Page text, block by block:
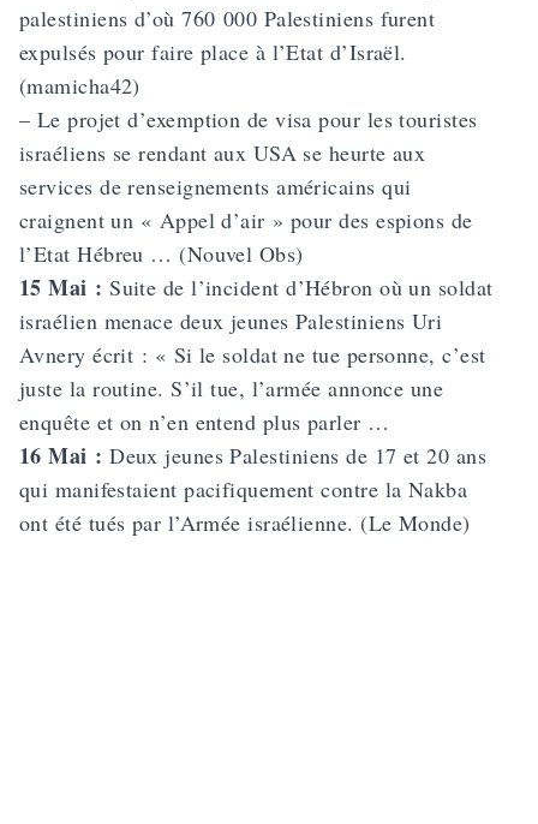
palestiniens d’où 760 000 Palestiniens furent
expulsés pour faire place à l’Etat d’Israël.
(mamicha42)
– Le projet d’exemption de visa pour les touristes
israéliens se rendant aux USA se heurte aux
services de renseignements américains qui
craignent un « Appel d’air » pour des espions de
l’Etat Hébreu … (Nouvel Obs)
15 Mai :Suite de l’incident d’Hébron où un soldat
israélien menace deux jeunes Palestiniens Uri
Avnery écrit : « Si le soldat ne tue personne, c’est
juste la routine. S’il tue, l’armée annonce une
enquête et on n’en entend plus parler …
16 Mai : Deux jeunes Palestiniens de 17 et 20 ans
qui manifestaient pacifiquement contre la Nakba
ont été tués par l’Armée israélienne. (Le Monde)